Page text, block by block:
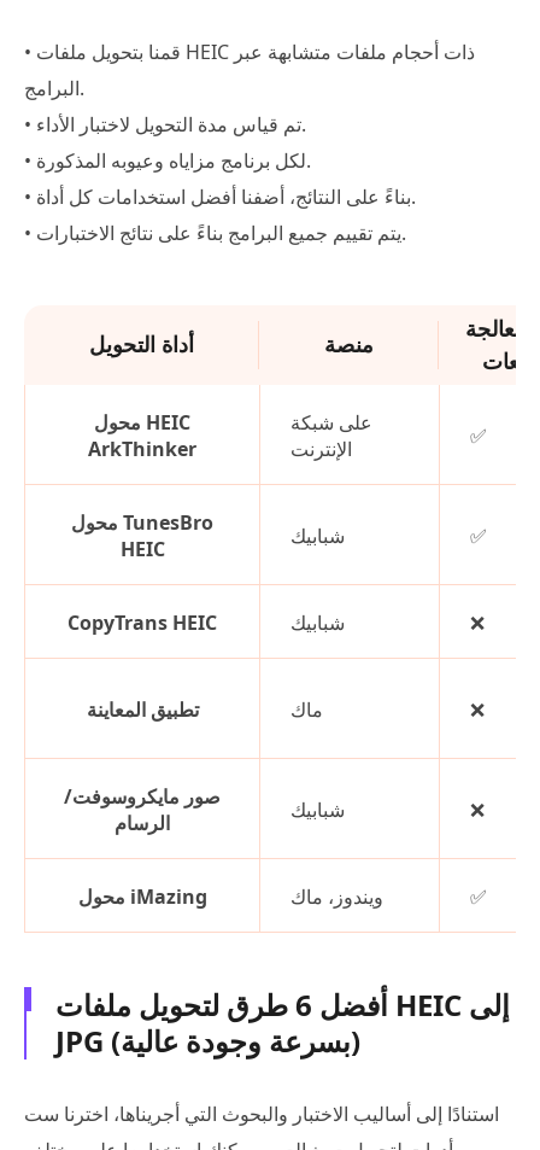
• قمنا بتحويل ملفات HEIC ذات أحجام ملفات متشابهة عبر
البرامج.
• تم قياس مدة التحويل لاختبار الأداء.
• لكل برنامج مزاياه وعيوبه المذكورة.
• بناءً على النتائج، أضفنا أفضل استخدامات كل أداة.
• يتم تقييم جميع البرامج بناءً على نتائج الاختبارات.
أداة التحويل منصة
معالجة
محول HEIC
ArkThinker
على شبكة
الإنترنت
✅
محول TunesBro
HEIC
شبابيك ✅
CopyTrans HEIC شبابيك ❌
تطبيق المعاينة ماك ❌
صور مايكروسوفت/
الرسام
شبابيك ❌
محول iMazing ويندوز، ماك ✅
أفضل 6 طرق لتحويل ملفات HEIC إلى
JPG (بسرعة وجودة عالية)
استنادًا إلى أساليب الاختبار والبحوث التي أجريناها، اخترنا ست